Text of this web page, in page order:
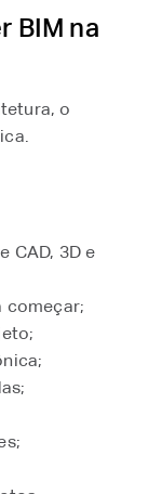
BIM na
o
CAD, 3D e
começar;